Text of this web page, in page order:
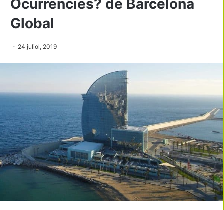
Ocurrències? de Barcelona
Global
24 juliol, 2019